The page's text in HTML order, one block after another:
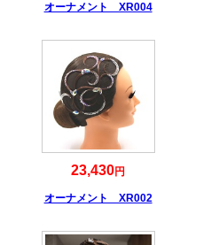
オーナメント XR004
23,430円
オーナメント XR002